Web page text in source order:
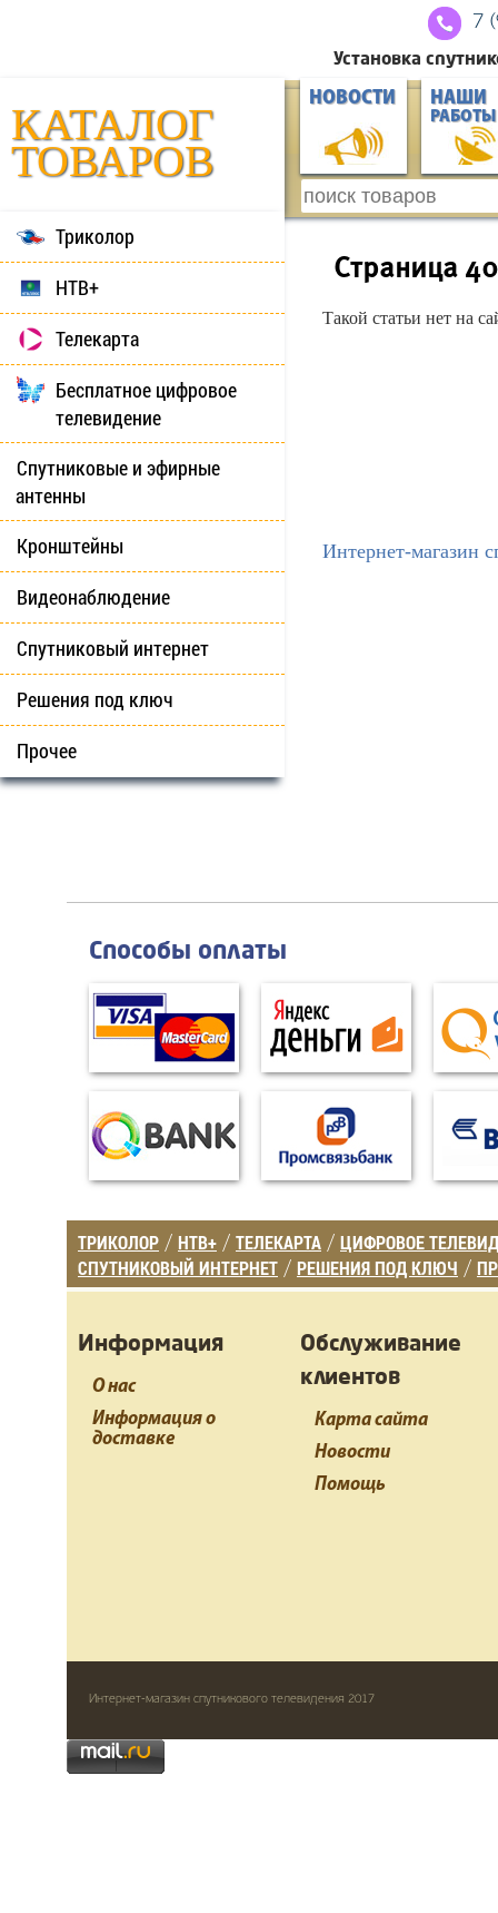
7
Установка
КАТАЛОГ
ТОВАРОВ
НОВОСТИ НАШИ
РАБОТЫ
Триколор
НТВ+
Телекарта
Бесплатное цифровое
телевидение
Спутниковые и эфирные
антенны
Кронштейны
Видеонаблюдение
Спутниковый интернет
Решения под ключ
Прочее
Страница
Такой статьи нет на
Интернет-магазин
Способы оплаты
ТРИКОЛОР / НТВ+ / ТЕЛЕКАРТА / ЦИФРОВОЕ
СПУТНИКОВЫЙ ИНТЕРНЕТ / РЕШЕНИЯ ПОД КЛЮЧ /
Информация
О нас
Информация о
доставке
Обслуживание
клиентов
Карта сайта
Новости
Помощь
Интернет-магазин спутникового телевидения 2017